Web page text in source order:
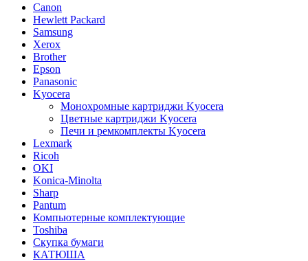
Canon
Hewlett Packard
Samsung
Xerox
Brother
Epson
Panasonic
Kyocera
Монохромные картриджи Kyocera
Цветные картриджи Kyocera
Печи и ремкомплекты Kyocera
Lexmark
Ricoh
OKI
Konica-Minolta
Sharp
Pantum
Компьютерные комплектующие
Toshiba
Скупка бумаги
КАТЮША